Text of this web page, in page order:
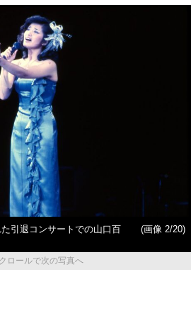
引退コンサートでの山口百
(画像 2/20)
ロールで次の写真へ